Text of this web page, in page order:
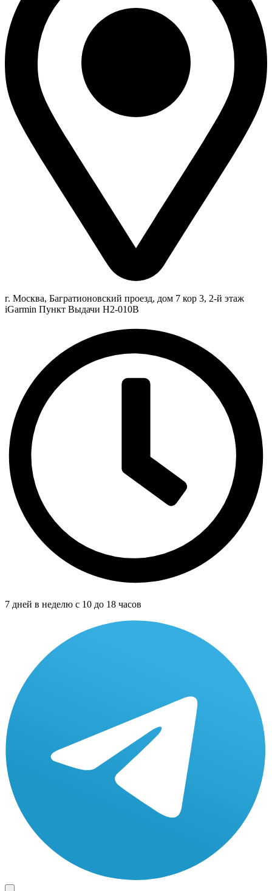
г. Москва, Багратионовский проезд, дом 7 кор 3, 2-й этаж
iGarmin Пункт Выдачи Н2-010В
7 дней в неделю с 10 до 18 часов